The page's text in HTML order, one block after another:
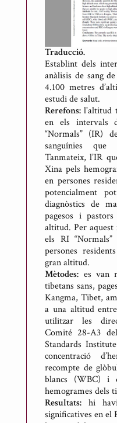
i
c
a
r
t
d
e
M
e
s
o
n
e
s
Traducció.
Establint dels
anàlisis de sang
4.100 metres
estudi de salut.
Rerefons: l'altitud
en els intervals
“Normals” (IR)
sanguínies que
Tanmateix, l’IR
Xina pels
en persones
potencialment
diagnòstics de
pagesos i
altitud. Per aquest
els RI
persones
gran altitud.
Mètodes: es van
tibetans sans,
Kangma, Tibet,
a una altitud
utilitzar les
Comité 28-A3
Standards
concentració
recompte de
blancs (WBC) i
hemogrames dels
Resultats: hi
significatives en el